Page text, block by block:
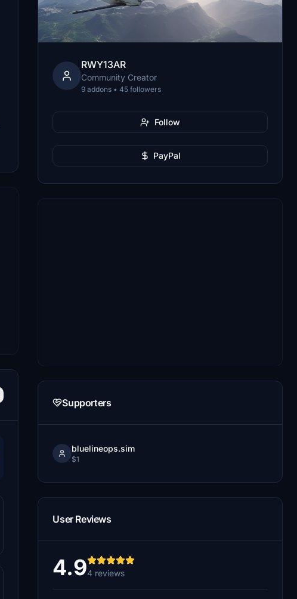
RWY13AR
Community Creator
9 addons • 45 followers
Follow
PayPal
Supporters
bluelineops.sim
$1
User Reviews
4.94 reviews